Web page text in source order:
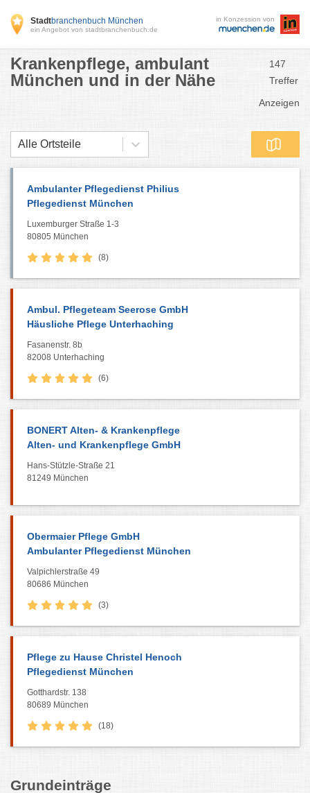
Stadtbranchenbuch München
ein Angebot von stadtbranchenbuch.de
in Konzession von
Krankenpflege, ambulant
München und in der Nähe
147
Treffer
Anzeigen
Alle Ortsteile
Ambulanter Pflegedienst Philius
Pflegedienst München
Luxemburger Straße 1-3
80805 München
(8)
Ambul. Pflegeteam Seerose GmbH
Häusliche Pflege Unterhaching
Fasanenstr. 8b
82008 Unterhaching
(6)
BONERT Alten- & Krankenpflege
Alten- und Krankenpflege GmbH
Hans-Stützle-Straße 21
81249 München
Obermaier Pflege GmbH
Ambulanter Pflegedienst München
Valpichlerstraße 49
80686 München
(3)
Pflege zu Hause Christel Henoch
Pflegedienst München
Gotthardstr. 138
80689 München
(18)
Grundeinträge